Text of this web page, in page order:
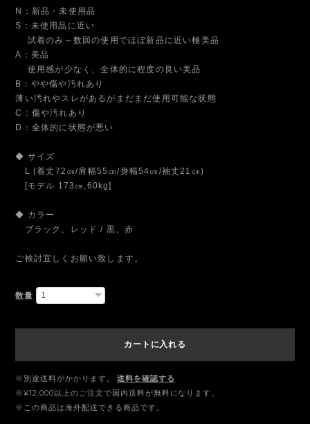
N：新品・未使用品
S：未使用品に近い
試着のみ～数回の使用でほぼ新品に近い極美品
A：美品
使用感が少なく、全体的に程度の良い美品
B：やや傷や汚れあり
薄い汚れやスレがあるがまだまだ使用可能な状態
C：傷や汚れあり
D：全体的に状態が悪い
◆ サイズ
L (着丈72㎝/肩幅55㎝/身幅54㎝/袖丈21㎝)
[モデル 173㎝,60kg]
◆ カラー
ブラック、レッド / 黒、赤
ご検討宜しくお願い致します。
数量
カートに入れる
※別途送料がかかります。
送料を確認する
※¥12,000以上のご注文で国内送料が無料になります。
※この商品は海外配送できる商品です。